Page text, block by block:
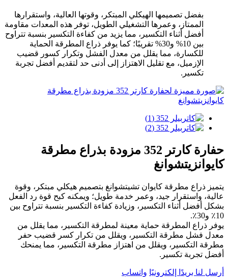
بفضل تصميمها الهيكلي المبتكر، وقوتها العالية، واستقرارها
الممتاز، وعمرها التشغيلي الطويل، توفر هذه المعدات مقاومة
أفضل أثناء التكسير، مما يزيد من كفاءة التكسير بنسبة تتراوح
بين 10% و30% تقريبًا؛ كما يوفر ذراع المطرقة الحماية
للكسارة، مما يقلل من معدل الفشل وتكرار كسور قضيب
الإزميل، مع تقليل الاهتزاز إلى أدنى حد لتقديم أفضل تجربة
تكسير.
حفارة كارتر 352 مزودة بذراع مطرقة
كايوانزيتشوانغ
يتميز ذراع مطرقة كايوان تشيتشوانغ بتصميم هيكلي مبتكر، وقوة
عالية، واستقرار جيد، وعمر خدمة طويل؛ ويمكنه كبح قوة رد الفعل
بشكل أفضل أثناء التكسير، وزيادة كفاءة التكسير بنسبة تتراوح بين
10٪ و30٪.
يوفر ذراع المطرقة حماية معينة لمطرقة التكسير، مما يقلل من
معدل فشل مطرقة التكسير، ويقلل من تكرار كسر قضيب حفر
مطرقة التكسير، ويقلل من اهتزاز مطرقة التكسير، مما يمنحك
أفضل تجربة تكسير.
أرسل لنا بريدًا إلكترونيًا واتساب